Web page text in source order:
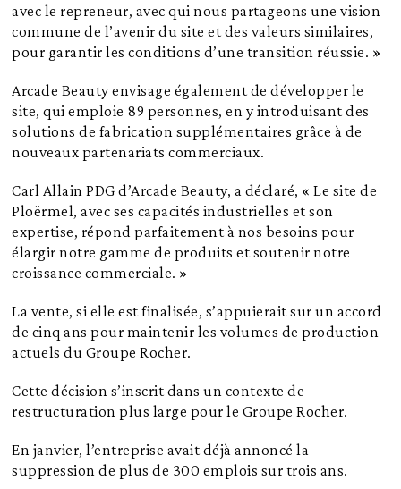
avec le repreneur, avec qui nous partageons une vision
commune de l’avenir du site et des valeurs similaires,
pour garantir les conditions d’une transition réussie. »
Arcade Beauty envisage également de développer le
site, qui emploie 89 personnes, en y introduisant des
solutions de fabrication supplémentaires grâce à de
nouveaux partenariats commerciaux.
Carl Allain PDG d’Arcade Beauty, a déclaré, « Le site de
Ploërmel, avec ses capacités industrielles et son
expertise, répond parfaitement à nos besoins pour
élargir notre gamme de produits et soutenir notre
croissance commerciale. »
La vente, si elle est finalisée, s’appuierait sur un accord
de cinq ans pour maintenir les volumes de production
actuels du Groupe Rocher.
Cette décision s’inscrit dans un contexte de
restructuration plus large pour le Groupe Rocher.
En janvier, l’entreprise avait déjà annoncé la
suppression de plus de 300 emplois sur trois ans.